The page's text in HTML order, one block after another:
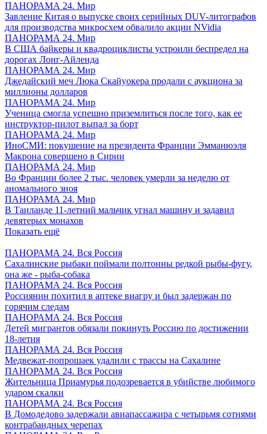
ПАНОРАМА 24. Мир
Завление Китая о выпуске своих серийных DUV-литографов
для производства микросхем обвалило акции NVidia
ПАНОРАМА 24. Мир
В США байкеры и квадроциклисты устроили беспредел на
дорогах Лонг-Айленда
ПАНОРАМА 24. Мир
Джедайский меч Люка Скайуокера продали с аукциона за
миллионы долларов
ПАНОРАМА 24. Мир
Ученица смогла успешно приземлиться после того, как ее
инструктор-пилот выпал за борт
ПАНОРАМА 24. Мир
ИноСМИ: покушение на президента Франции Эмманюэля
Макрона совершено в Сирии
ПАНОРАМА 24. Мир
Во Франции более 2 тыс. человек умерли за неделю от
аномального зноя
ПАНОРАМА 24. Мир
В Таиланде 11-летний мальчик угнал машину и задавил
девятерых монахов
Показать ещё
ПАНОРАМА 24. Вся Россия
Сахалинские рыбаки поймали полтонны редкой рыбы-фугу,
она же - рыба-собака
ПАНОРАМА 24. Вся Россия
Россиянин похитил в аптеке виагру и был задержан по
горячим следам
ПАНОРАМА 24. Вся Россия
Детей мигрантов обязали покинуть Россию по достижении
18-летия
ПАНОРАМА 24. Вся Россия
Медвежат-попрошаек удалили с трассы на Сахалине
ПАНОРАМА 24. Вся Россия
Жительница Приамурья подозревается в убийстве любимого
ударом скалки
ПАНОРАМА 24. Вся Россия
В Домодедово задержали авиапассажира с четырьмя сотнями
контрабандных черепах